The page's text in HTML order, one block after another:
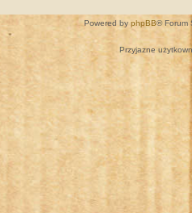
Powered by phpBB® Forum
Przyjazne